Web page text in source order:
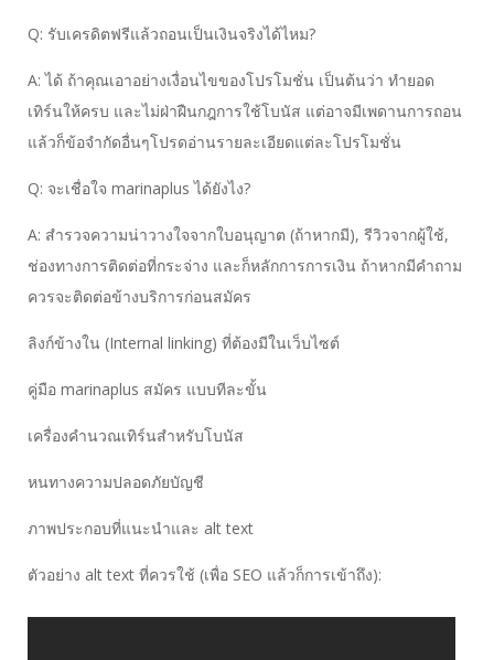
Q: รับเครดิตฟรีแล้วถอนเป็นเงินจริงได้ไหม?
A: ได้ ถ้าคุณเอาอย่างเงื่อนไขของโปรโมชั่น เป็นต้นว่า ทำยอด
เทิร์นให้ครบ และไม่ฝ่าฝืนกฎการใช้โบนัส แต่อาจมีเพดานการถอน
แล้วก็ข้อจำกัดอื่นๆโปรดอ่านรายละเอียดแต่ละโปรโมชั่น
Q: จะเชื่อใจ marinaplus ได้ยังไง?
A: สำรวจความน่าวางใจจากใบอนุญาต (ถ้าหากมี), รีวิวจากผู้ใช้,
ช่องทางการติดต่อที่กระจ่าง และก็หลักการการเงิน ถ้าหากมีคำถาม
ควรจะติดต่อข้างบริการก่อนสมัคร
ลิงก์ข้างใน (Internal linking) ที่ต้องมีในเว็บไซต์
คู่มือ marinaplus สมัคร แบบทีละขั้น
เครื่องคำนวณเทิร์นสำหรับโบนัส
หนทางความปลอดภัยบัญชี
ภาพประกอบที่แนะนำและ alt text
ตัวอย่าง alt text ที่ควรใช้ (เพื่อ SEO แล้วก็การเข้าถึง):